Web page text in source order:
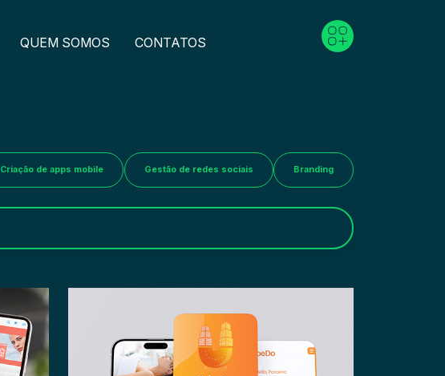
QUEM SOMOS CONTATOS
Criação de apps mobile Gestão de redes sociais Branding